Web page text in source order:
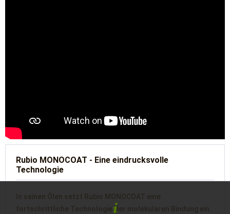
Rubio MONOCOAT - Eine eindrucksvolle
Technologie
In seinen Ölen setzt Rubio MONOCOAT eine
fortschrittliche Technologie der molekularen Bindung ein.